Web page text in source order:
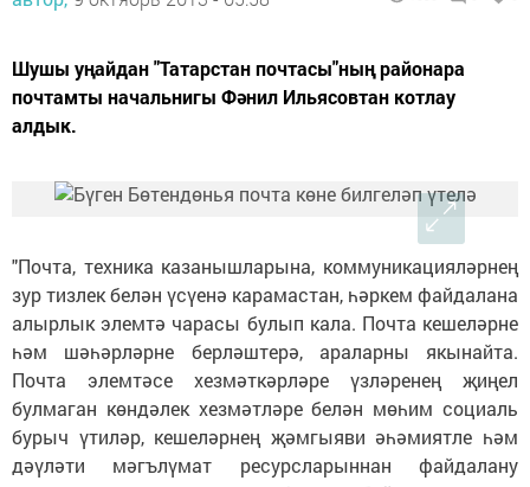
Шушы уңайдан "Татарстан почтасы"ның районара
почтамты начальнигы Фәнил Ильясовтан котлау
алдык.
"Почта, техника казанышларына, коммуникацияләрнең
зур тизлек белән үсүенә карамастан, һәркем файдалана
алырлык элемтә чарасы булып кала. Почта кешеләрне
һәм шәһәрләрне берләштерә, араларны якынайта.
Почта элемтәсе хезмәткәрләре үзләренең җиңел
булмаган көндәлек хезмәтләре белән мөһим социаль
бурыч үтиләр, кешеләрнең җәмгыяви әһәмиятле һәм
дәүләти мәгълүмат ресурсларыннан файдалану